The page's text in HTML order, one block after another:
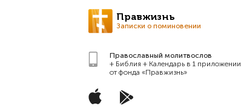
Правжизнь
Записки о поминовении
Православный молитвослов
+ Библия + Календарь в 1 приложении
от фонда «Правжизнь»